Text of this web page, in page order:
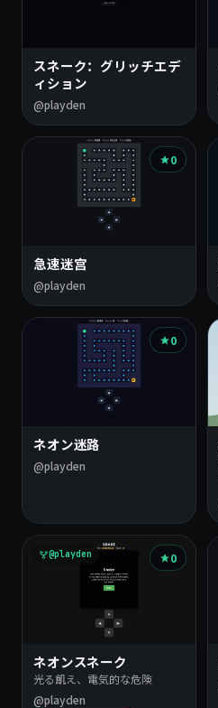
ピ
ッ
ク
の
ム
スネーク：グリッチエデ
ィション
@playden
0
急速迷宫
@playden
0
ネオン迷路
@playden
@playden 0
ネオンスネーク
光る飢え、電気的な危険
@playden